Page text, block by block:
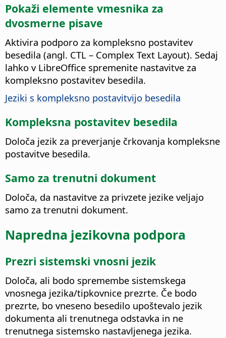
Pokaži elemente vmesnika za
dvosmerne pisave
Aktivira podporo za kompleksno postavitev
besedila (angl. CTL – Complex Text Layout). Sedaj
lahko v LibreOffice spremenite nastavitve za
kompleksno postavitev besedila.
Jeziki s kompleksno postavitvijo besedila
Kompleksna postavitev besedila
Določa jezik za preverjanje črkovanja kompleksne
postavitve besedila.
Samo za trenutni dokument
Določa, da nastavitve za privzete jezike veljajo
samo za trenutni dokument.
Napredna jezikovna podpora
Prezri sistemski vnosni jezik
Določa, ali bodo spremembe sistemskega
vnosnega jezika/tipkovnice prezrte. Če bodo
prezrte, bo vneseno besedilo upoštevalo jezik
dokumenta ali trenutnega odstavka in ne
trenutnega sistemsko nastavljenega jezika.